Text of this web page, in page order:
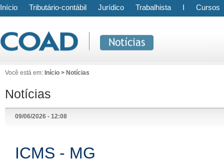
Início Tributário-contábil Jurídico Trabalhista I Cursos
Você está em: Início > Notícias
Notícias
09/06/2026 - 12:08
ICMS - MG